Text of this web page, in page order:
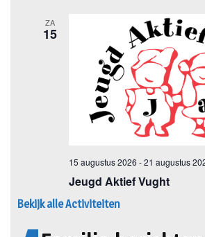
Bekijk alle Activiteiten